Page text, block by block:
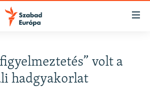
volt a
hadgyakorlat